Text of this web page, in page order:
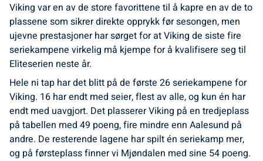
Viking var en av de store favorittene til å kapre en av de to
plassene som sikrer direkte opprykk før sesongen, men
ujevne prestasjoner har sørget for at Viking de siste fire
seriekampene virkelig må kjempe for å kvalifisere seg til
Eliteserien neste år.
Hele ni tap har det blitt på de første 26 seriekampene for
Viking. 16 har endt med seier, flest av alle, og kun én har
endt med uavgjort. Det plasserer Viking på en tredjeplass
på tabellen med 49 poeng, fire mindre enn Aalesund på
andre. De resterende lagene har spilt én seriekamp mer,
og på førsteplass finner vi Mjøndalen med sine 54 poeng.